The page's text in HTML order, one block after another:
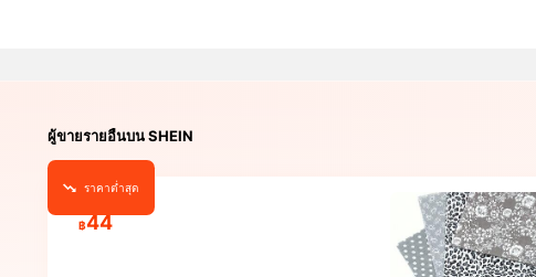
ผู้ขายรายอื่นบน SHEIN
ราคาต่ำสุด
฿44